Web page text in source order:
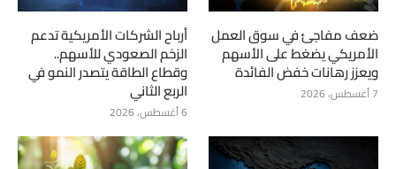
ضعف مفاجئ في سوق العمل
الأمريكي يضغط على الأسهم
ويعزز رهانات خفض الفائدة
7 أغسطس، 2026
أرباح الشركات الأمريكية تدعم
الزخم الصعودي للأسهم..
وقطاع الطاقة يتصدر النمو في
الربع الثاني
6 أغسطس، 2026